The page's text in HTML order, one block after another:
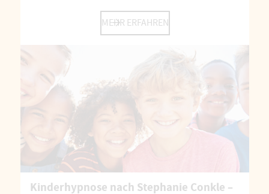
MEHR ERFAHREN
Kinderhypnose nach Stephanie Conkle –